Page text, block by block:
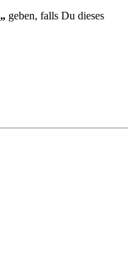
„ geben, falls Du dieses